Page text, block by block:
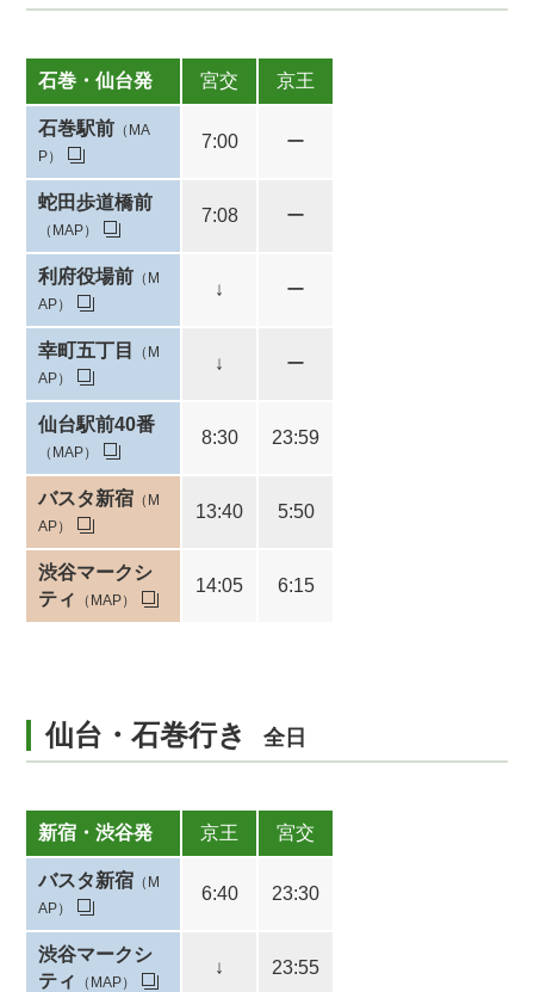
石巻・仙台発 宮交 京王
石巻駅前 （MA
P）
7:00 ー
蛇田歩道橋前
（MAP）
7:08 ー
利府役場前 （M
AP）
↓ ー
幸町五丁目
（M
AP）
↓ ー
仙台駅前40番
（MAP）
8:30 23:59
バスタ新宿 （M
AP）
13:40 5:50
渋谷マークシ
ティ
（MAP）
14:05 6:15
仙台・石巻行き 全日
新宿・渋谷発 京王 宮交
バスタ新宿 （M
AP）
6:40 23:30
渋谷マークシ
ティ
（MAP）
↓ 23:55